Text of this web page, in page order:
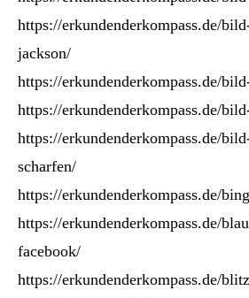
https://erkundenderkompass.de/
jackson/
https://erkundenderkompass.de/
https://erkundenderkompass.de/
https://erkundenderkompass.de/
scharfen/
https://erkundenderkompass.de/
https://erkundenderkompass.de/
facebook/
https://erkundenderkompass.de/